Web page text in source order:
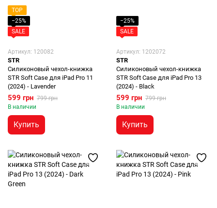
TOP
−25%
SALE
Артикул: 120082
STR
Силиконовый чехол-книжка
STR Soft Case для iPad Pro 11
(2024) - Lavender
599 грн 799 грн
В наличии
Купить
−25%
SALE
Артикул: 1202072
STR
Силиконовый чехол-книжка
STR Soft Case для iPad Pro 13
(2024) - Black
599 грн 799 грн
В наличии
Купить